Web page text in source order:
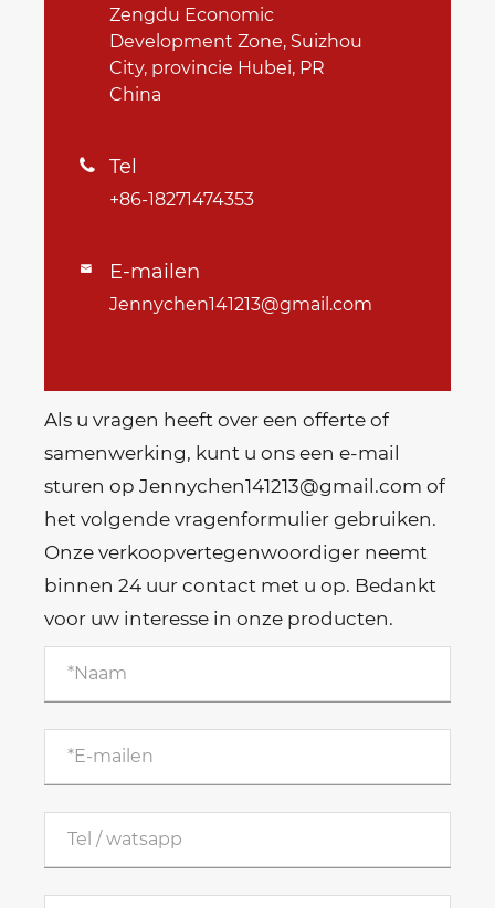
Zengdu Economic
Development Zone, Suizhou
City, provincie Hubei, PR
China
 Tel
+86-18271474353
 E-mailen
Jennychen141213@gmail.com
Als u vragen heeft over een offerte of
samenwerking, kunt u ons een e-mail
sturen op Jennychen141213@gmail.com of
het volgende vragenformulier gebruiken.
Onze verkoopvertegenwoordiger neemt
binnen 24 uur contact met u op. Bedankt
voor uw interesse in onze producten.